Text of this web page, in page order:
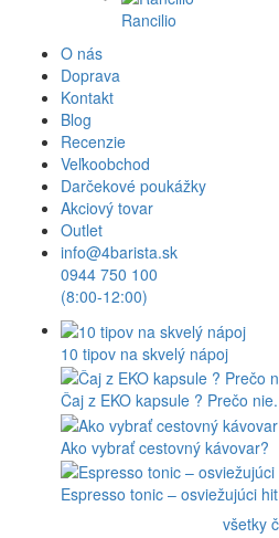
Rancilio
O nás
Doprava
Kontakt
Blog
Recenzie
Veľkoobchod
Darčekové poukážky
Akciový tovar
Outlet
info@4barista.sk
0944 750 100
(8:00-12:00)
10 tipov na skvelý nápoj
Čaj z EKO kapsule ? Prečo nie.
Ako vybrať cestovný kávovar?
Espresso tonic – osviežujúci
všetky